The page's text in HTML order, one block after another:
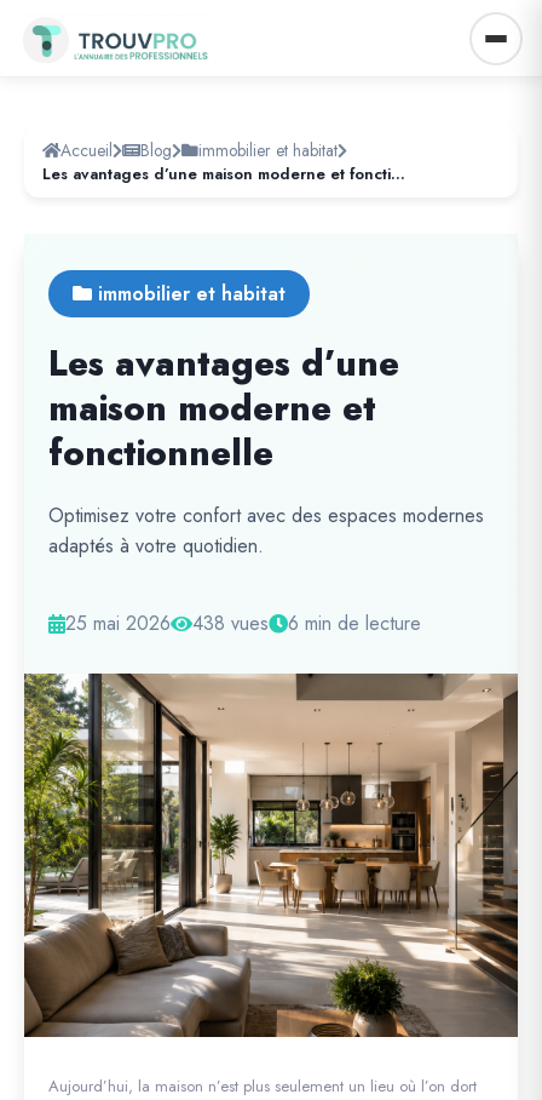
Accueil Blog immobilier et habitat
Les avantages d’une maison moderne et fonctionnelle
immobilier et habitat
Les avantages d’une
maison moderne et
fonctionnelle
Optimisez votre confort avec des espaces modernes
adaptés à votre quotidien.
25 mai 2026 438 vues 6 min de lecture
Aujourd’hui, la maison n’est plus seulement un lieu où l’on dort